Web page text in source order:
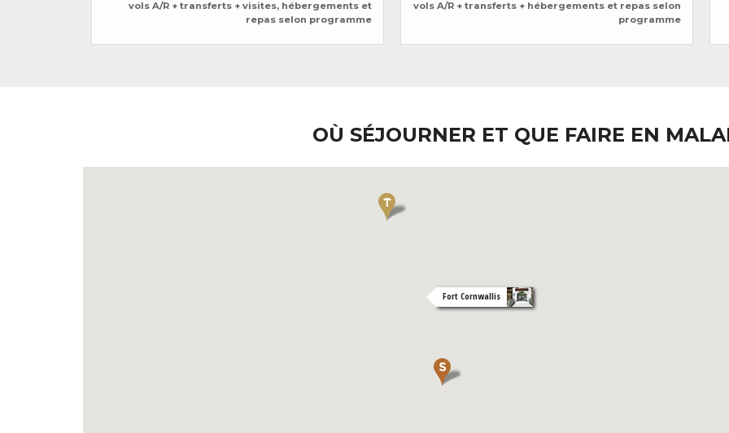
vols A/R + transferts + visites, hébergements et
repas selon programme
vols A/R + transferts + hébergements et repas selon
programme
OÙ SÉJOURNER ET QUE FAIRE EN
Fort Cornwallis